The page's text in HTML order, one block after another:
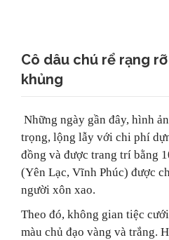
Cô dâu chú rể rạng
khủng
Những ngày gần đây, hình
trọng, lộng lẫy với chi phí
đồng và được trang trí bằng
(Yên Lạc, Vĩnh Phúc) được
người xôn xao.
Theo đó, không gian tiệc
màu chủ đạo vàng và trắng.